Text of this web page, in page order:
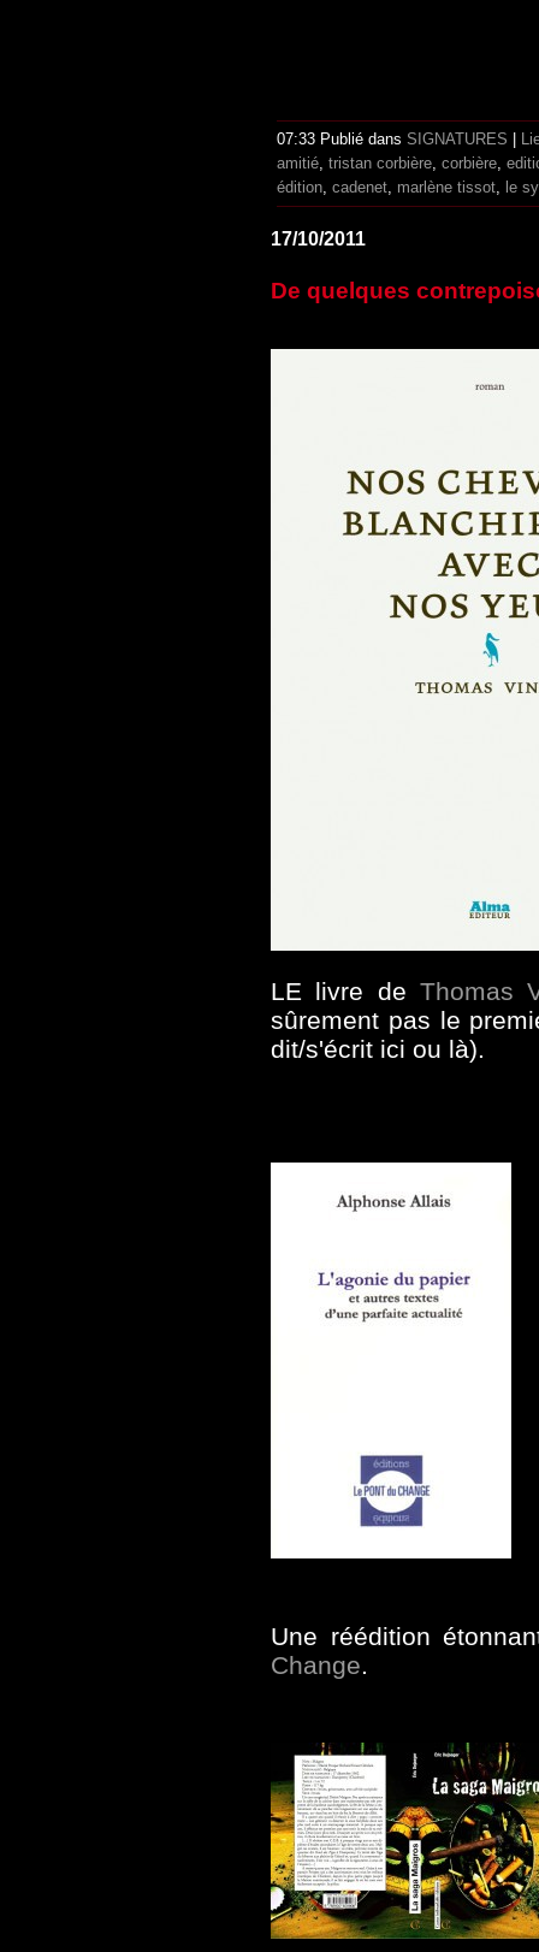
07:33 Publié dans SIGNATURES
amitié tristan corbière corbière
édition cadenet marlène tissot le
17/10/2011
De quelques
LE livre de Thomas
sûrement pas le
dit/s'écrit ici ou là).
Une réédition
Change.